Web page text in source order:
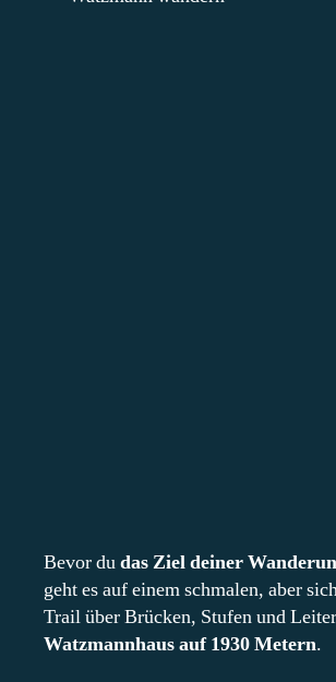
Bevor dudas Ziel deiner
geht es auf einem schmalen, aber
Trail über Brücken, Stufen und
Watzmannhaus auf 1930 Metern.